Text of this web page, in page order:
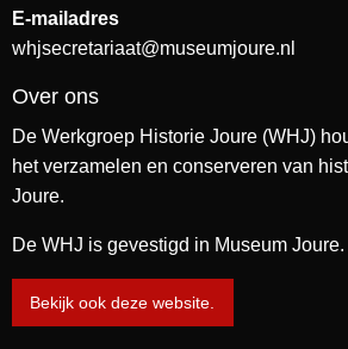
E-mailadres
whjsecretariaat@museumjoure.nl
Over ons
De Werkgroep Historie Joure (WHJ)
het verzamelen en conserveren van
Joure.
De WHJ is gevestigd in Museum Joure.
Bekijk ook deze website.